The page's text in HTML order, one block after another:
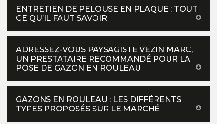
ENTRETIEN DE PELOUSE EN PLAQUE : TOUT
CE QU’IL FAUT SAVOIR
ADRESSEZ-VOUS PAYSAGISTE VEZIN MARC,
UN PRESTATAIRE RECOMMANDÉ POUR LA
POSE DE GAZON EN ROULEAU
GAZONS EN ROULEAU : LES DIFFÉRENTS
TYPES PROPOSÉS SUR LE MARCHÉ